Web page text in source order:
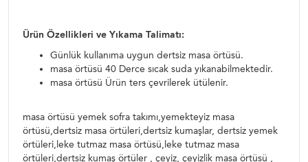
Ürün Özellikleri ve Yıkama Talimatı:
Günlük kullanıma uygun dertsiz masa örtüsü.
masa örtüsü 40 Derce sıcak suda yıkanabilmektedir.
masa örtüsü Ürün ters çevrilerek ütülenir.
masa örtüsü yemek sofra takımı,yemekteyiz masa
örtüsü,dertsiz masa örtüleri,dertsiz kumaşlar, dertsiz yemek
örtüleri,leke tutmaz masa örtüsü,leke tutmaz masa
örtüleri,dertsiz kumaş örtüler , çeyiz, çeyizlik masa örtüsü ,